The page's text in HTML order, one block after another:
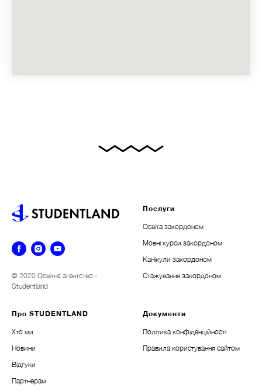
© 2020 Освітнє агентство -
Studentland
Послуги
Освіта закордоном
Мовні курси закордоном
Канікули закордоном
Стажування закордоном
Про STUDENTLAND
Хто ми
Новини
Відгуки
Партнерам
Документи
Політика конфіденційності
Правила користування сайтом